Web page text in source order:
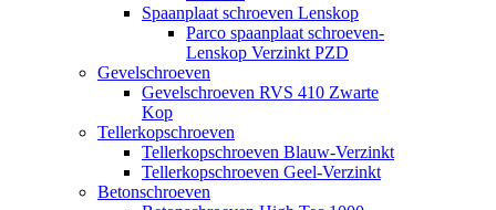
Spaanplaat schroeven Lenskop
Parco spaanplaat schroeven-
Lenskop Verzinkt PZD
Gevelschroeven
Gevelschroeven RVS 410 Zwarte
Kop
Tellerkopschroeven
Tellerkopschroeven Blauw-Verzinkt
Tellerkopschroeven Geel-Verzinkt
Betonschroeven